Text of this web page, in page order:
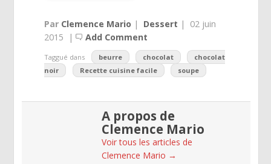
Par Clemence Mario | Dessert | 02 juin
2015 | Add Comment
Taggué dans beurre chocolat
chocolat
noir
Recette cuisine facile soupe
A propos de
Clemence Mario
Voir tous les articles de
Clemence Mario →